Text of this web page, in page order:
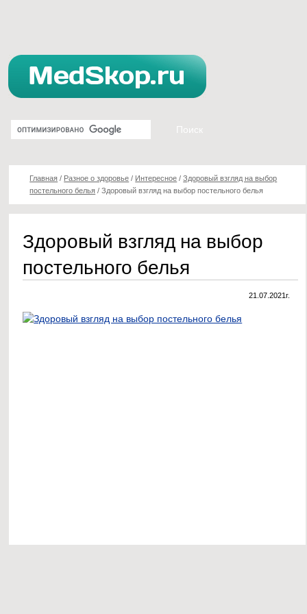
Главная / Разное о здоровье / Интересное /Здоровый взгляд на выбор
постельного белья /Здоровый взгляд на выбор постельного белья
Здоровый взгляд на выбор
постельного белья
21.07.2021г.